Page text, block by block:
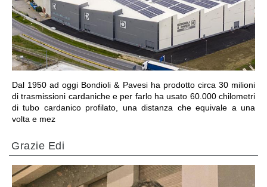
Dal 1950 ad oggi Bondioli & Pavesi ha prodotto circa 30 milioni
di trasmissioni cardaniche e per farlo ha usato 60.000 chilometri
di tubo cardanico profilato, una distanza che equivale a una
volta e mez
VAI ALLA SEZIONE
Grazie Edi